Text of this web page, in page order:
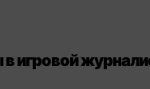
игровой